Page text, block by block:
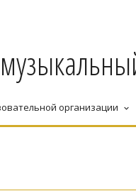
организации keyboard_arrow_down